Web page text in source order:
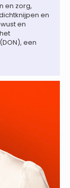
en zorg,
en
en
een